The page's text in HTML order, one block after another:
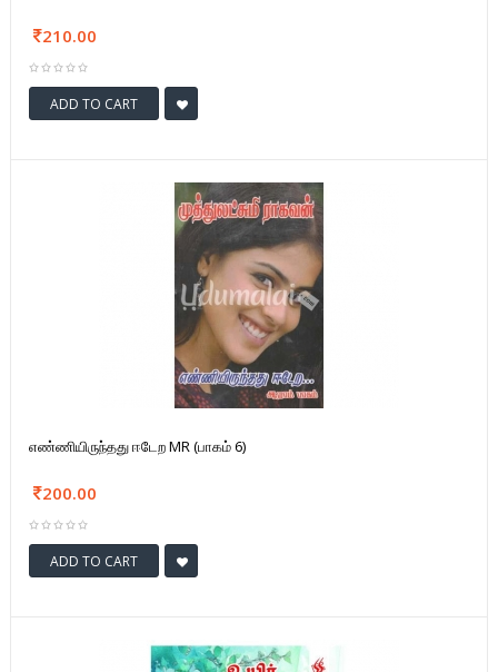
210.00
ADD TO CART
எண்ணியிருந்தது ஈடேற MR (பாகம் 6)
200.00
ADD TO CART